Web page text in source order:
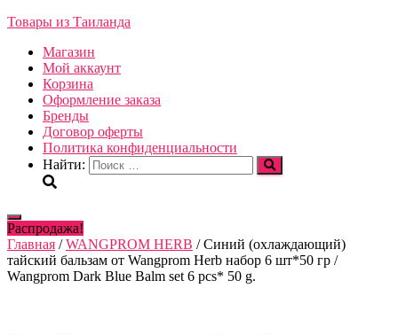
Товары из Таиланда
Магазин
Мой аккаунт
Корзина
Оформление заказа
Бренды
Договор оферты
Политика конфиденциальности
Найти:
Переключить
навигацию
Распродажа!
Главная /WANGPROM HERB / Синий (охлаждающий)
тайский бальзам от Wangprom Herb набор 6 шт*50 гр /
Wangprom Dark Blue Balm set 6 pcs* 50 g.